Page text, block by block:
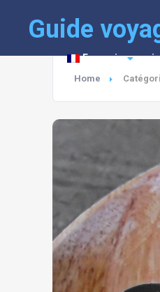
Guide
Français
Home